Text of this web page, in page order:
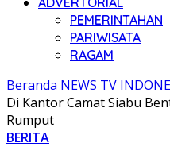
PEMERINTAHAN
PARIWISATA
RAGAM
Beranda NEWS TV
Di Kantor Camat Siabu
Rumput
BERITA